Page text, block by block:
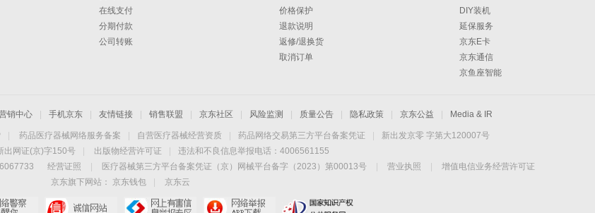
在线支付
分期付款
公司转账
价格保护
退款说明
返修/退换货
取消订单
DIY装机
延保服务
京东E卡
京东通信
京鱼座智能
销中心 手机京东 友情链接 销售联盟 京东社区 风险监测 质量公告 隐私政策 京东公益 Media & IR
药品医疗器械网络服务备案 自营医疗器械经营资质 药品网络交易第三方平台备案凭证
新出发京零 字第大120007号
出网证(京)字150号
出版物经营许可证
违法和不良信息举报电话：4006561155
经营证照 医疗器械第三方平台备案凭证（京）网械平台备字（2023）第00013号 营业执照
增值电信业务经营许可证
京东旗下网站：
京东钱包
京东云